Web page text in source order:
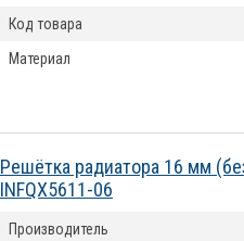
Код товара
Материал
Решётка радиатора 16 мм
INFQX5611-06
Производитель